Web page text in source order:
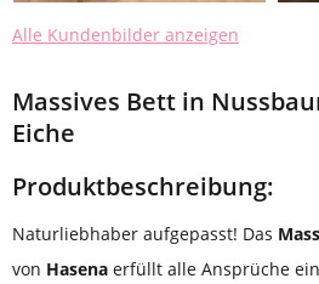
Alle Kundenbilder anzeigen
Massives Bett in
Eiche
Produktbeschreibung:
Naturliebhaber aufgepasst! Das
von Hasena erfüllt alle Ansprüche